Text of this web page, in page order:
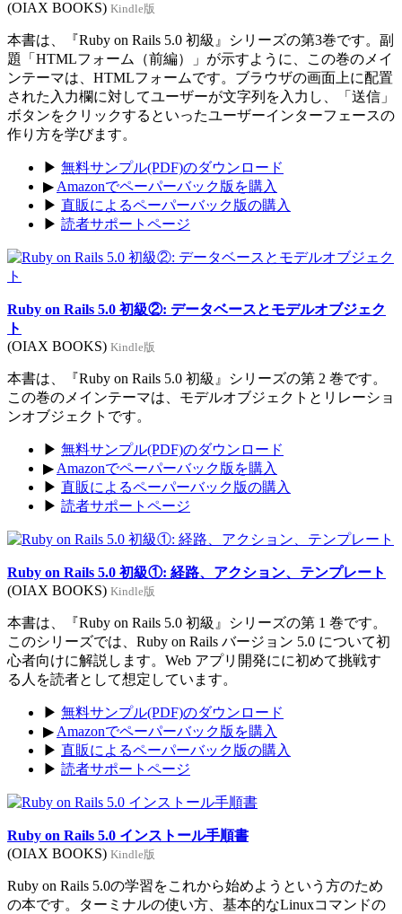
(OIAX BOOKS) Kindle版
本書は、『Ruby on Rails 5.0 初級』シリーズの第3巻です。副
題「HTMLフォーム（前編）」が示すように、この巻のメイ
ンテーマは、HTMLフォームです。ブラウザの画面上に配置
された入力欄に対してユーザーが文字列を入力し、「送信」
ボタンをクリックするといったユーザーインターフェースの
作り方を学びます。
▶ 無料サンプル(PDF)のダウンロード
▶ Amazonでペーパーバック版を購入
▶ 直販によるペーパーバック版の購入
▶ 読者サポートページ
Ruby on Rails 5.0 初級②: データベースとモデルオブジェク
ト
(OIAX BOOKS) Kindle版
本書は、『Ruby on Rails 5.0 初級』シリーズの第 2 巻です。
この巻のメインテーマは、モデルオブジェクトとリレーショ
ンオブジェクトです。
▶ 無料サンプル(PDF)のダウンロード
▶ Amazonでペーパーバック版を購入
▶ 直販によるペーパーバック版の購入
▶ 読者サポートページ
Ruby on Rails 5.0 初級①: 経路、アクション、テンプレート
(OIAX BOOKS) Kindle版
本書は、『Ruby on Rails 5.0 初級』シリーズの第 1 巻です。
このシリーズでは、Ruby on Rails バージョン 5.0 について初
心者向けに解説します。Web アプリ開発にに初めて挑戦す
る人を読者として想定しています。
▶ 無料サンプル(PDF)のダウンロード
▶ Amazonでペーパーバック版を購入
▶ 直販によるペーパーバック版の購入
▶ 読者サポートページ
Ruby on Rails 5.0 インストール手順書
(OIAX BOOKS) Kindle版
Ruby on Rails 5.0の学習をこれから始めようという方のため
の本です。ターミナルの使い方、基本的なLinuxコマンドの